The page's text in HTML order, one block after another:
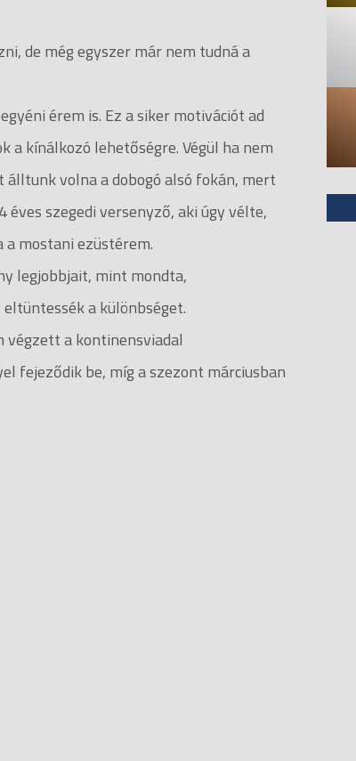
de még egyszer már nem tudná a
érem is. Ez a siker motivációt ad
a kínálkozó lehetőségre. Végül ha nem
volna a dobogó alsó fokán, mert
szegedi versenyző, aki úgy vélte,
mostani ezüstérem.
legjobbjait, mint mondta,
a különbséget.
végzett a kontinensviadal
fejeződik be, míg a szezont márciusban